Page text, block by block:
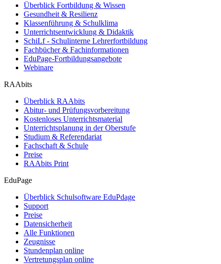
Überblick Fortbildung & Wissen
Gesundheit & Resilienz
Klassenführung & Schulklima
Unterrichtsentwicklung & Didaktik
SchiLf - Schulinterne Lehrerfortbildung
Fachbücher & Fachinformationen
EduPage-Fortbildungsangebote
Webinare
RAAbits
Überblick RAAbits
Abitur- und Prüfungsvorbereitung
Kostenloses Unterrichtsmaterial
Unterrichtsplanung in der Oberstufe
Studium & Referendariat
Fachschaft & Schule
Preise
RAAbits Print
EduPage
Überblick Schulsoftware EduPdage
Support
Preise
Datensicherheit
Alle Funktionen
Zeugnisse
Stundenplan online
Vertretungsplan online